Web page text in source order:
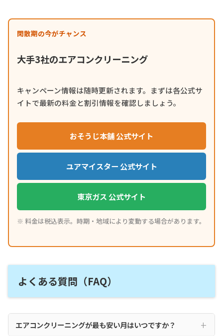
閑散期の今がチャンス
大手3社のエアコンクリーニング
キャンペーン情報は随時更新されます。まずは各公式サ
イトで最新の料金と割引情報を確認しましょう。
おそうじ本舗 公式サイト
ユアマイスター 公式サイト
東京ガス 公式サイト
※ 料金は税込表示。時期・地域により変動する場合があります。
よくある質問（FAQ）
エアコンクリーニングが最も安い月はいつですか？